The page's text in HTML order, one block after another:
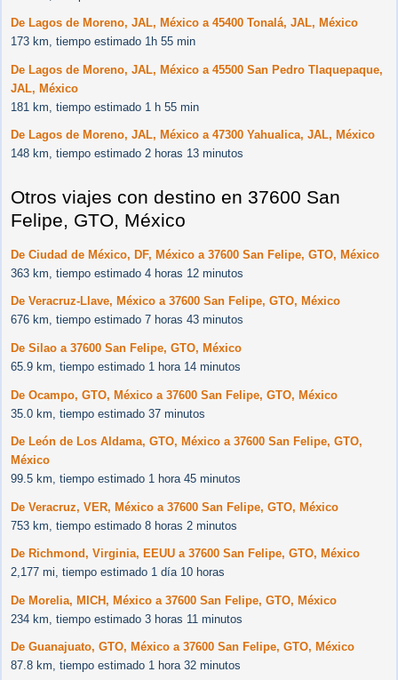
De Lagos de Moreno, JAL, México a 45400 Tonalá, JAL, México
173 km, tiempo estimado 1h 55 min
De Lagos de Moreno, JAL, México a 45500 San Pedro Tlaquepaque,
JAL, México
181 km, tiempo estimado 1 h 55 min
De Lagos de Moreno, JAL, México a 47300 Yahualica, JAL, México
148 km, tiempo estimado 2 horas 13 minutos
Otros viajes con destino en 37600 San
Felipe, GTO, México
De Ciudad de México, DF, México a 37600 San Felipe, GTO, México
363 km, tiempo estimado 4 horas 12 minutos
De Veracruz-Llave, México a 37600 San Felipe, GTO, México
676 km, tiempo estimado 7 horas 43 minutos
De Silao a 37600 San Felipe, GTO, México
65.9 km, tiempo estimado 1 hora 14 minutos
De Ocampo, GTO, México a 37600 San Felipe, GTO, México
35.0 km, tiempo estimado 37 minutos
De León de Los Aldama, GTO, México a 37600 San Felipe, GTO,
México
99.5 km, tiempo estimado 1 hora 45 minutos
De Veracruz, VER, México a 37600 San Felipe, GTO, México
753 km, tiempo estimado 8 horas 2 minutos
De Richmond, Virginia, EEUU a 37600 San Felipe, GTO, México
2,177 mi, tiempo estimado 1 día 10 horas
De Morelia, MICH, México a 37600 San Felipe, GTO, México
234 km, tiempo estimado 3 horas 11 minutos
De Guanajuato, GTO, México a 37600 San Felipe, GTO, México
87.8 km, tiempo estimado 1 hora 32 minutos